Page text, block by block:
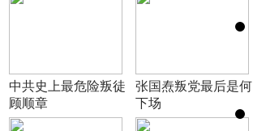
中共史上最危险叛徒
顾顺章
张国焘叛党最后是何
下场